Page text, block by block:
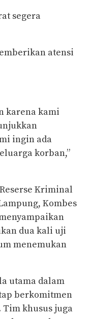
segera
atensi
karena kami
ingin ada
korban,”
Kriminal
Kombes
dua kali uji
menemukan
utama dalam
berkomitmen
khusus juga